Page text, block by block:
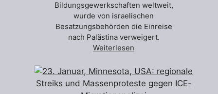
Bildungsgewerkschaften weltweit,
wurde von israelischen
Besatzungsbehörden die Einreise
nach Palästina verweigert.
Weiterlesen